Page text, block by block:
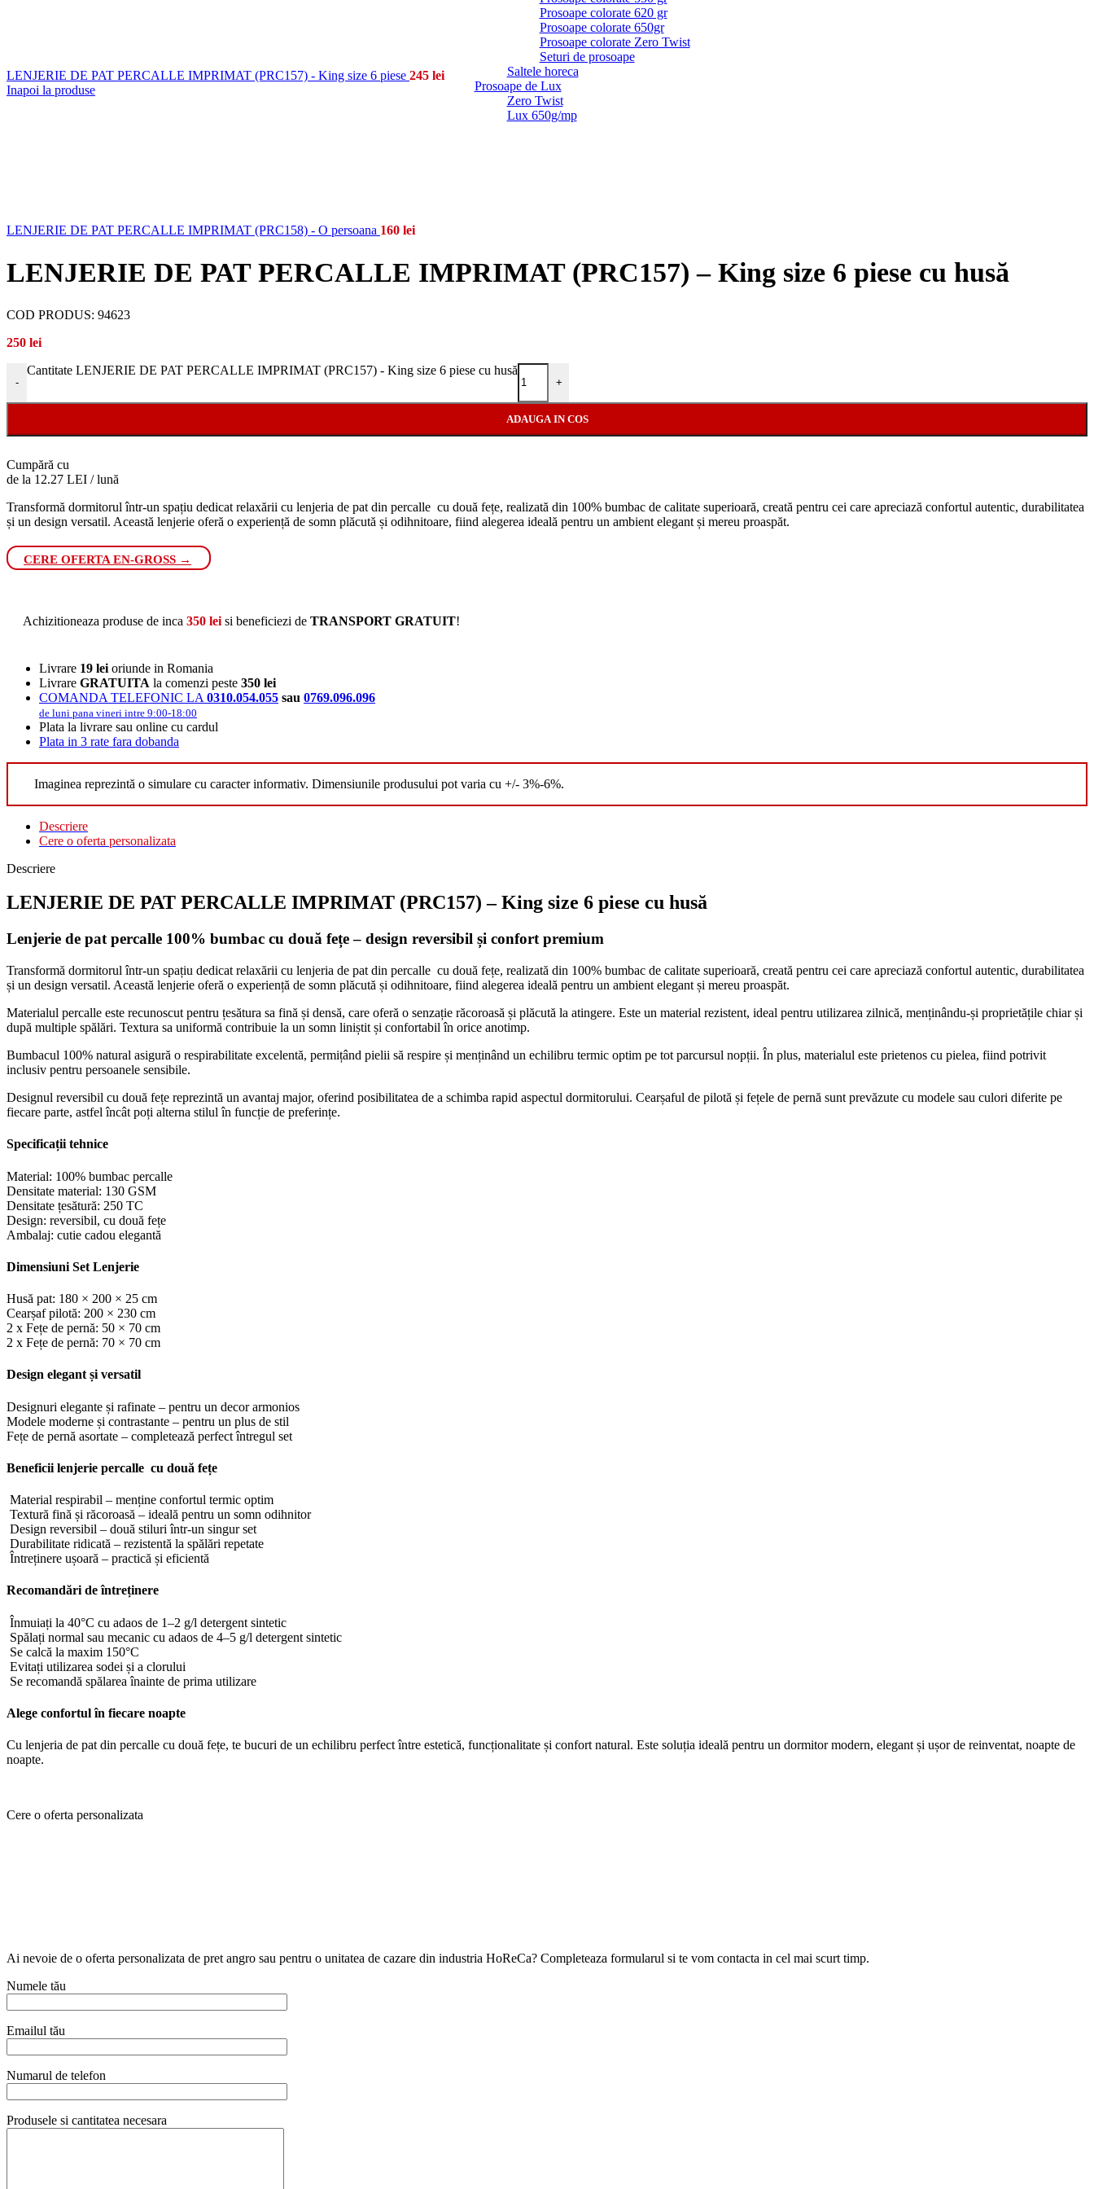
Prosoape colorate 620 gr
Prosoape colorate 650gr
Prosoape colorate Zero Twist
Seturi de prosoape
Saltele horeca
Prosoape de Lux
Zero Twist
Lux 650g/mp
LENJERIE DE PAT PERCALLE IMPRIMAT (PRC157) - King size 6 piese 245 lei
Inapoi la produse
LENJERIE DE PAT PERCALLE IMPRIMAT (PRC158) - O persoana 160 lei
LENJERIE DE PAT PERCALLE IMPRIMAT (PRC157) – King size 6 piese cu husă
COD PRODUS: 94623
250 lei
-
Cantitate LENJERIE DE PAT PERCALLE IMPRIMAT (PRC157) - King size 6 piese cu husă
+
ADAUGA IN COS
Cumpără cu
de la 12.27 LEI / lună
Transformă dormitorul într-un spațiu dedicat relaxării cu lenjeria de pat din percalle cu două fețe, realizată din 100% bumbac de calitate superioară, creată pentru cei care apreciază confortul autentic, durabilitatea
și un design versatil. Această lenjerie oferă o experiență de somn plăcută și odihnitoare, fiind alegerea ideală pentru un ambient elegant și mereu proaspăt.
CERE OFERTA EN-GROSS →
Achizitioneaza produse de inca 350 lei si beneficiezi de TRANSPORT GRATUIT!
Livrare 19 lei oriunde in Romania
Livrare GRATUITA la comenzi peste 350 lei
COMANDA TELEFONIC LA 0310.054.055 sau 0769.096.096
de luni pana vineri intre 9:00-18:00
Plata la livrare sau online cu cardul
Plata in 3 rate fara dobanda
Imaginea reprezintă o simulare cu caracter informativ. Dimensiunile produsului pot varia cu +/- 3%-6%.
Descriere
Cere o oferta personalizata
Descriere
LENJERIE DE PAT PERCALLE IMPRIMAT (PRC157) – King size 6 piese cu husă
Lenjerie de pat percalle 100% bumbac cu două fețe – design reversibil și confort premium
Transformă dormitorul într-un spațiu dedicat relaxării cu lenjeria de pat din percalle cu două fețe, realizată din 100% bumbac de calitate superioară, creată pentru cei care apreciază confortul autentic, durabilitatea
și un design versatil. Această lenjerie oferă o experiență de somn plăcută și odihnitoare, fiind alegerea ideală pentru un ambient elegant și mereu proaspăt.
Materialul percalle este recunoscut pentru țesătura sa fină și densă, care oferă o senzație răcoroasă și plăcută la atingere. Este un material rezistent, ideal pentru utilizarea zilnică, menținându-și proprietățile chiar și
după multiple spălări. Textura sa uniformă contribuie la un somn liniștit și confortabil în orice anotimp.
Bumbacul 100% natural asigură o respirabilitate excelentă, permițând pielii să respire și menținând un echilibru termic optim pe tot parcursul nopții. În plus, materialul este prietenos cu pielea, fiind potrivit
inclusiv pentru persoanele sensibile.
Designul reversibil cu două fețe reprezintă un avantaj major, oferind posibilitatea de a schimba rapid aspectul dormitorului. Cearșaful de pilotă și fețele de pernă sunt prevăzute cu modele sau culori diferite pe
fiecare parte, astfel încât poți alterna stilul în funcție de preferințe.
Specificații tehnice
Material: 100% bumbac percalle
Densitate material: 130 GSM
Densitate țesătură: 250 TC
Design: reversibil, cu două fețe
Ambalaj: cutie cadou elegantă
Dimensiuni Set Lenjerie
Husă pat: 180 × 200 × 25 cm
Cearșaf pilotă: 200 × 230 cm
2 x Fețe de pernă: 50 × 70 cm
2 x Fețe de pernă: 70 × 70 cm
Design elegant și versatil
Designuri elegante și rafinate – pentru un decor armonios
Modele moderne și contrastante – pentru un plus de stil
Fețe de pernă asortate – completează perfect întregul set
Beneficii lenjerie percalle cu două fețe
Material respirabil – menține confortul termic optim
Textură fină și răcoroasă – ideală pentru un somn odihnitor
Design reversibil – două stiluri într-un singur set
Durabilitate ridicată – rezistentă la spălări repetate
Întreținere ușoară – practică și eficientă
Recomandări de întreținere
Înmuiați la 40°C cu adaos de 1–2 g/l detergent sintetic
Spălați normal sau mecanic cu adaos de 4–5 g/l detergent sintetic
Se calcă la maxim 150°C
Evitați utilizarea sodei și a clorului
Se recomandă spălarea înainte de prima utilizare
Alege confortul în fiecare noapte
Cu lenjeria de pat din percalle cu două fețe, te bucuri de un echilibru perfect între estetică, funcționalitate și confort natural. Este soluția ideală pentru un dormitor modern, elegant și ușor de reinventat, noapte de
noapte.
Cere o oferta personalizata
Ai nevoie de o oferta personalizata de pret angro sau pentru o unitatea de cazare din industria HoReCa? Completeaza formularul si te vom contacta in cel mai scurt timp.
Numele tău
Emailul tău
Numarul de telefon
Produsele si cantitatea necesara